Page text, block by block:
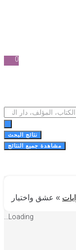
نتائج البحث
مشاهدة جميع النتائج
»عشق واختيار
Loading...